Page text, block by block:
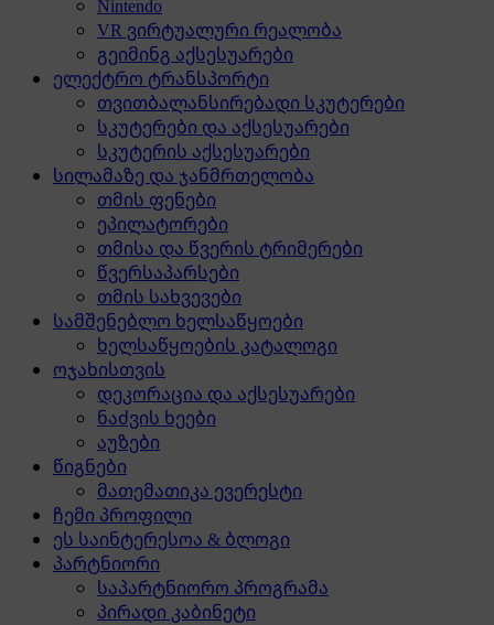
Nintendo
VR ვირტუალური რეალობა
გეიმინგ აქსესუარები
ელექტრო ტრანსპორტი
თვითბალანსირებადი სკუტერები
სკუტერები და აქსესუარები
სკუტერის აქსესუარები
სილამაზე და ჯანმრთელობა
თმის ფენები
ეპილატორები
თმისა და წვერის ტრიმერები
წვერსაპარსები
თმის სახვევები
სამშენებლო ხელსაწყოები
ხელსაწყოების კატალოგი
ოჯახისთვის
დეკორაცია და აქსესუარები
ნაძვის ხეები
აუზები
წიგნები
მათემათიკა ევერესტი
ჩემი პროფილი
ეს საინტერესოა & ბლოგი
პარტნიორი
საპარტნიორო პროგრამა
პირადი კაბინეტი